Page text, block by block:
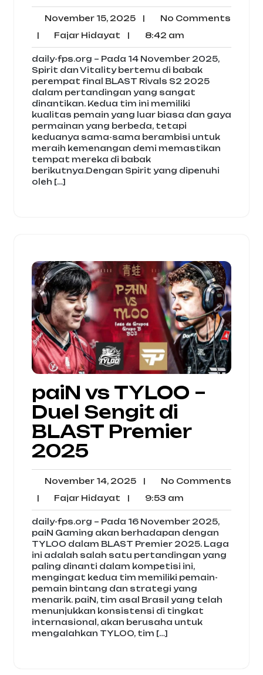
November 15, 2025November
2025
| No CommentsNo
| Fajar Hidayat Fajar
Hidayat
| 8:42 am8:42
am
daily-fps.org – Pada 14 November 2025,
Spirit dan Vitality bertemu di babak
perempat final BLAST Rivals S2 2025
dalam pertandingan yang sangat
dinantikan. Kedua tim ini memiliki
kualitas pemain yang luar biasa dan gaya
permainan yang berbeda, tetapi
keduanya sama-sama berambisi untuk
meraih kemenangan demi memastikan
tempat mereka di babak
berikutnya.Dengan Spirit yang dipenuhi
oleh […]
paiN vs TYLOO –
Duel Sengit di
BLAST Premier
2025
November 14, 2025November
2025
| No CommentsNo
| Fajar Hidayat Fajar
Hidayat
| 9:53 am9:53
am
daily-fps.org – Pada 16 November 2025,
paiN Gaming akan berhadapan dengan
TYLOO dalam BLAST Premier 2025. Laga
ini adalah salah satu pertandingan yang
paling dinanti dalam kompetisi ini,
mengingat kedua tim memiliki pemain-
pemain bintang dan strategi yang
menarik. paiN, tim asal Brasil yang telah
menunjukkan konsistensi di tingkat
internasional, akan berusaha untuk
mengalahkan TYLOO, tim […]